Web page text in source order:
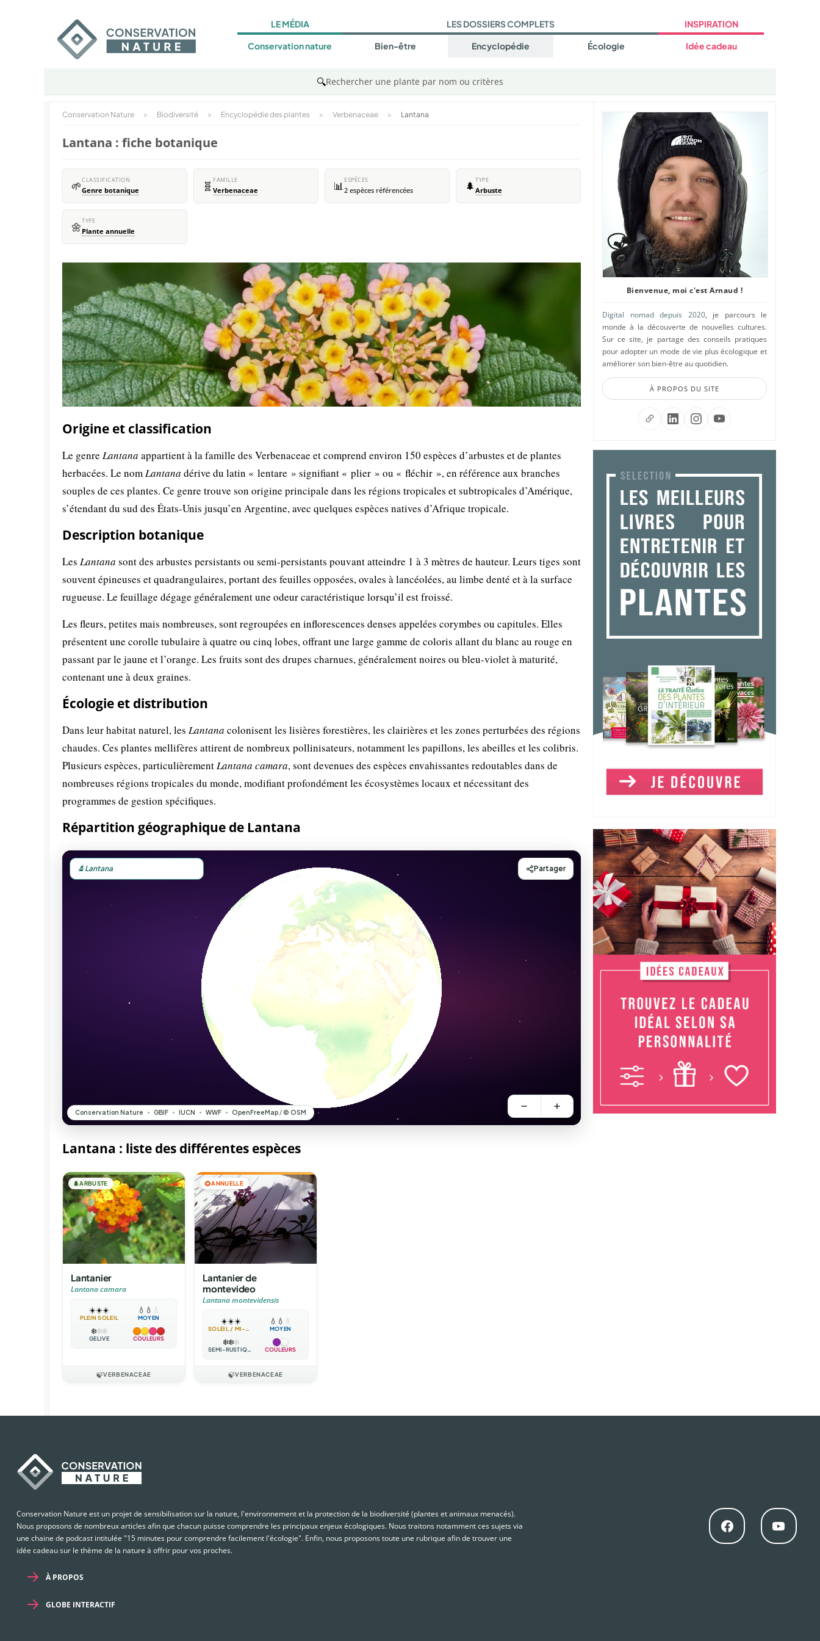
LE MÉDIA
Conservation nature
LES DOSSIERS COMPLETS
Bien-être Encyclopédie Écologie
INSPIRATION
Idée cadeau
🔍Rechercher une plante par nom ou critères
Conservation Nature > Biodiversité > Encyclopédie des plantes > Verbenaceae > Lantana
Lantana : fiche botanique
🌱CLASSIFICATION
Genre botanique 🧬 FAMILLE
Verbenaceae 📊 ESPÈCES
2 espèces référencées 🌲 TYPE
Arbuste
🌼TYPE
Plante annuelle
Origine et classification
Le genre Lantana appartient à la famille des Verbenaceae et comprend environ 150 espèces d’arbustes et de plantes
herbacées. Le nomLantana dérive du latin « lentare » signifiant « plier » ou « fléchir », en référence aux branches
souples de ces plantes. Ce genre trouve son origine principale dans les régions tropicales et subtropicales d’Amérique,
s’étendant du sud des États-Unis jusqu’en Argentine, avec quelques espèces natives d’Afrique tropicale.
Description botanique
Les Lantana sont des arbustes persistants ou semi-persistants pouvant atteindre 1 à 3 mètres de hauteur. Leurs tiges sont
souvent épineuses et quadrangulaires, portant des feuilles opposées, ovales à lancéolées, au limbe denté et à la surface
rugueuse. Le feuillage dégage généralement une odeur caractéristique lorsqu’il est froissé.
Les fleurs, petites mais nombreuses, sont regroupées en inflorescences denses appelées corymbes ou capitules. Elles
présentent une corolle tubulaire à quatre ou cinq lobes, offrant une large gamme de coloris allant du blanc au rouge en
passant par le jaune et l’orange. Les fruits sont des drupes charnues, généralement noires ou bleu-violet à maturité,
contenant une à deux graines.
Écologie et distribution
Dans leur habitat naturel, les Lantana colonisent les lisières forestières, les clairières et les zones perturbées des régions
chaudes. Ces plantes mellifères attirent de nombreux pollinisateurs, notamment les papillons, les abeilles et les colibris.
Plusieurs espèces, particulièrementLantana camara, sont devenues des espèces envahissantes redoutables dans de
nombreuses régions tropicales du monde, modifiant profondément les écosystèmes locaux et nécessitant des
programmes de gestion spécifiques.
Répartition géographique de Lantana
Lantana : liste des différentes espèces
🌲ARBUSTE
Lantanier
Lantana camara
☀️☀️☀️
PLEIN SOLEIL
💧 💧 💧
MOYEN
❄️❄️❄️
GÉLIVE COULEURS
🍃VERBENACEAE
🌻ANNUELLE
Lantanier de
montevideo
Lantana montevidensis
☀️☀️☀️
SOLEIL / MI-OMBRE
💧 💧 💧
MOYEN
❄️❄️❄️
SEMI-RUSTIQUE COULEURS
🍃VERBENACEAE
Bienvenue, moi c'est Arnaud !
Digital nomad depuis 2020, je parcours le
monde à la découverte de nouvelles cultures.
Sur ce site, je partage des conseils pratiques
pour adopter un mode de vie plus écologique et
améliorer son bien-être au quotidien.
À PROPOS DU SITE
Conservation Nature est un projet de sensibilisation sur la nature, l'environnement et la protection de la biodiversité (plantes et animaux menacés).
Nous proposons de nombreux articles afin que chacun puisse comprendre les principaux enjeux écologiques. Nous traitons notamment ces sujets via
une chaine de podcast intitulée "15 minutes pour comprendre facilement l'écologie". Enfin, nous proposons toute une rubrique afin de trouver une
idée cadeau sur le thème de la nature à offrir pour vos proches.
À PROPOS
GLOBE INTERACTIF